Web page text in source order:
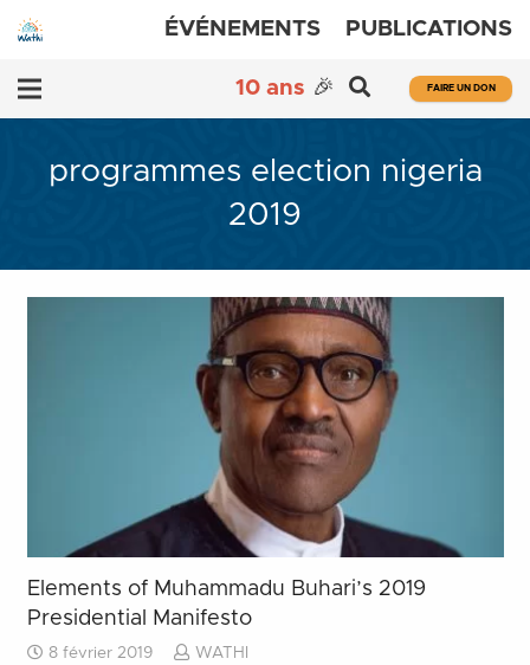
ÉVÉNEMENTS PUBLICATIONS
10 ans 🎉 FAIRE UN DON
programmes election nigeria
2019
Elements of Muhammadu Buhari’s 2019
Presidential Manifesto
8 février 2019
WATHI